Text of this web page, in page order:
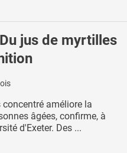
jus de myrtilles
améliore la
âgées, confirme, à
d'Exeter. Des ...